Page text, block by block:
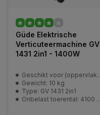
Güde Elektrische
Verticuteermachine GV
1431 2in1 - 1400W
Geschikt voor (oppervlakte): 300 m2
Gewicht: 10 kg
Type: GV 1431 2in1
Onbelast toerental: 4100 min^-1